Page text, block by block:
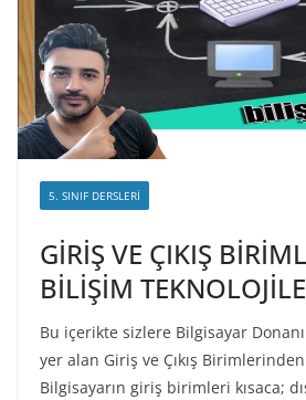
5. SINIF DERSLERI
GİRİŞ VE ÇIKIŞ
BİLİŞİM
Bu içerikte sizlere Bilgisayar
yer alan Giriş ve Çıkış
Bilgisayarın giriş birimleri kısaca;